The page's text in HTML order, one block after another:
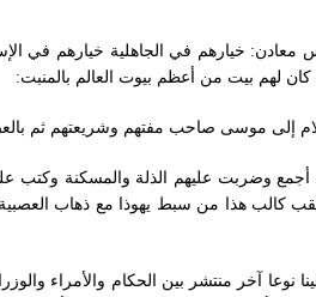
معادن‏:‏ خيارهم في الجاهلية خيارهم في
لهم بيت من أعظم بيوت العالم بالمنبت‏:‏
إلى موسى صاحب مفتهم وشريعتهم ثم
وضربت عليهم الذلة والمسكنة وكتب
كالب هذا من سبط يهوذا مع ذهاب
نوعا آخر منتشر بين الحكام والأمراء